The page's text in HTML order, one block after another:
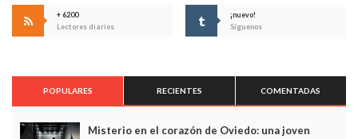
+ 6200
Lectores diarios
¡nuevo!
Síguenos
POPULARES RECIENTES COMENTADAS
Misterio en el corazón de Oviedo: una joven